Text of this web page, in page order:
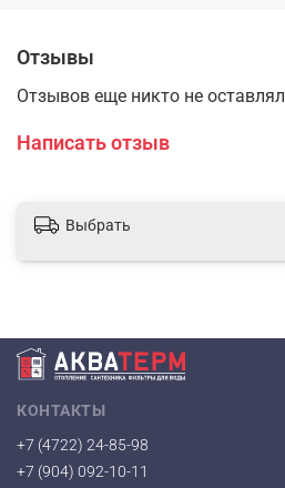
Отзывы
Отзывов еще никто не оставлял
Написать отзыв
Выбрать
КОНТАКТЫ
+7 (4722) 24-85-98
+7 (904) 092-10-11